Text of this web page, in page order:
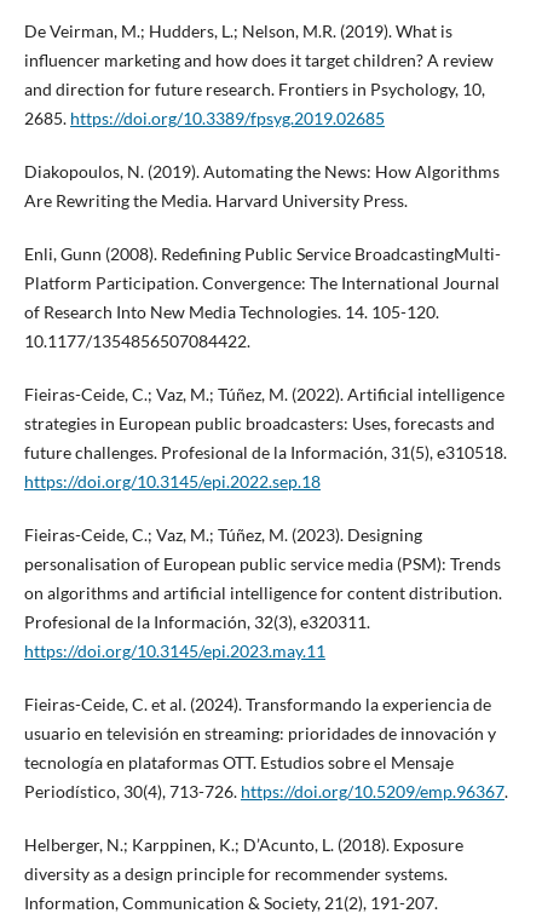
De Veirman, M.; Hudders, L.; Nelson, M.R. (2019). What is
influencer marketing and how does it target children? A review
and direction for future research. Frontiers in Psychology, 10,
2685. https://doi.org/10.3389/fpsyg.2019.02685
Diakopoulos, N. (2019). Automating the News: How Algorithms
Are Rewriting the Media. Harvard University Press.
Enli, Gunn (2008). Redefining Public Service BroadcastingMulti-
Platform Participation. Convergence: The International Journal
of Research Into New Media Technologies. 14. 105-120.
10.1177/1354856507084422.
Fieiras-Ceide, C.; Vaz, M.; Túñez, M. (2022). Artificial intelligence
strategies in European public broadcasters: Uses, forecasts and
future challenges. Profesional de la Información, 31(5), e310518.
https://doi.org/10.3145/epi.2022.sep.18
Fieiras-Ceide, C.; Vaz, M.; Túñez, M. (2023). Designing
personalisation of European public service media (PSM): Trends
on algorithms and artificial intelligence for content distribution.
Profesional de la Información, 32(3), e320311.
https://doi.org/10.3145/epi.2023.may.11
Fieiras-Ceide, C. et al. (2024). Transformando la experiencia de
usuario en televisión en streaming: prioridades de innovación y
tecnología en plataformas OTT. Estudios sobre el Mensaje
Periodístico, 30(4), 713-726. https://doi.org/10.5209/emp.96367.
Helberger, N.; Karppinen, K.; D’Acunto, L. (2018). Exposure
diversity as a design principle for recommender systems.
Information, Communication & Society, 21(2), 191-207.